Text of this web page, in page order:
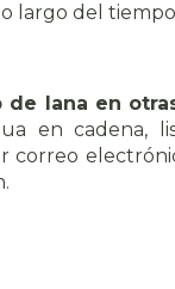
largo del
de lana en
en cadena,
correo